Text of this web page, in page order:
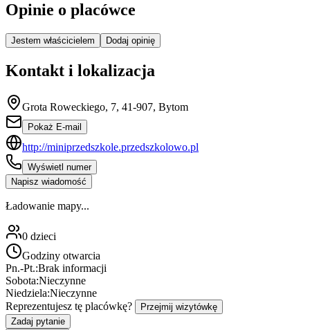
Opinie o placówce
Jestem właścicielem Dodaj opinię
Kontakt i lokalizacja
Grota Roweckiego, 7, 41-907, Bytom
Pokaż E-mail
http://miniprzedszkole.przedszkolowo.pl
Wyświetl numer
Napisz wiadomość
Ładowanie mapy...
0 dzieci
Godziny otwarcia
Pn.-Pt.:Brak informacji
Sobota:Nieczynne
Niedziela:Nieczynne
Reprezentujesz tę placówkę?
Przejmij wizytówkę
Zadaj pytanie